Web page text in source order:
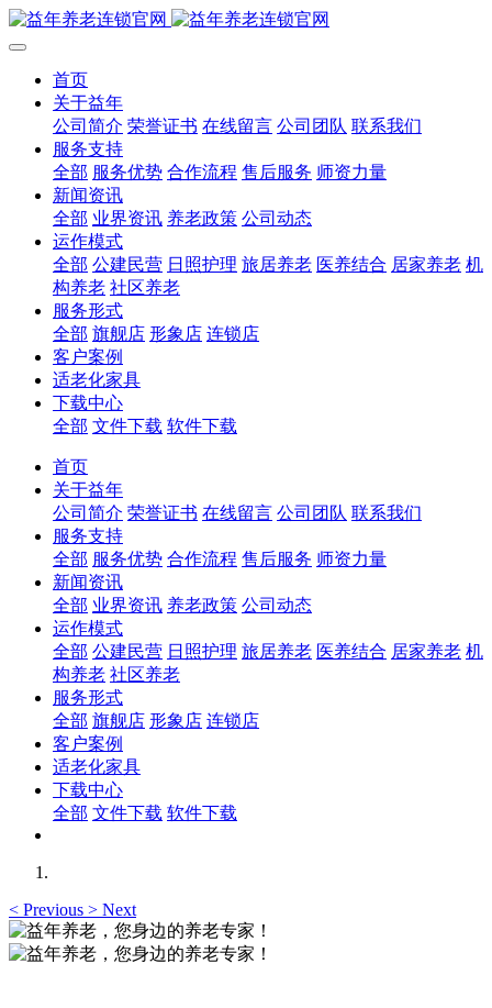
首页
关于益年
公司简介 荣誉证书 在线留言 公司团队 联系我们
服务支持
全部 服务优势 合作流程 售后服务 师资力量
新闻资讯
全部 业界资讯 养老政策 公司动态
运作模式
全部 公建民营 日照护理 旅居养老 医养结合 居家养老 机
构养老 社区养老
服务形式
全部 旗舰店 形象店 连锁店
客户案例
适老化家具
下载中心
全部 文件下载 软件下载
首页
关于益年
公司简介 荣誉证书 在线留言 公司团队 联系我们
服务支持
全部 服务优势 合作流程 售后服务 师资力量
新闻资讯
全部 业界资讯 养老政策 公司动态
运作模式
全部 公建民营 日照护理 旅居养老 医养结合 居家养老 机
构养老 社区养老
服务形式
全部 旗舰店 形象店 连锁店
客户案例
适老化家具
下载中心
全部 文件下载 软件下载
< Previous > Next